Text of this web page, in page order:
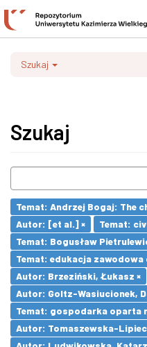
Szukaj
Szukaj
Temat: Andrzej Bogaj: The
Autor: [et al.] ×
Temat:
Temat: Bogusław
Temat: edukacja zawodowa
Autor: Brzeziński, Łukasz ×
Autor: Goltz-Wasiucionek,
Temat: gospodarka oparta
Autor: Tomaszewska-